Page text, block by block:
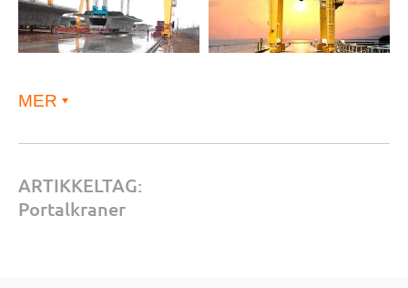
MER
ARTIKKELTAG:
Portalkraner